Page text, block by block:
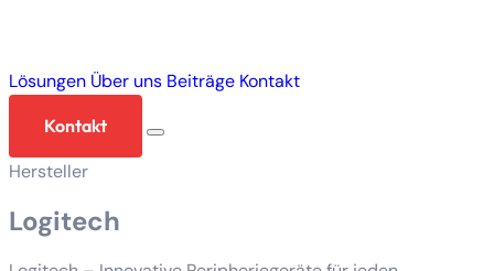
Lösungen Über uns Beiträge Kontakt
Kontakt
Hersteller
Logitech